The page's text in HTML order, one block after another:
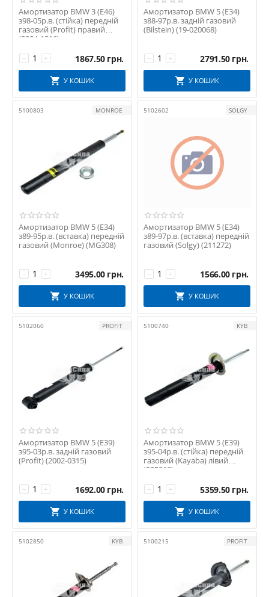
SNR
SOLGY
STARLINE
STELLOX
SWAG
TEDGUM
TEKNOROT
TOPRAN
TRUCKTEC AUTOMOTIVE
VICTOR REINZ
VIKA
УКРАЇНА
Амортизатор BMW 3 (E46)
з98-05р.в. (стійка) передній
газовий (Profit) правий
(2004-1316)
+
− 1867.50 грн.
У КОШИК
Амортизатор BMW 5 (E34)
з88-97р.в. задній газовий
(Bilstein) (19-020068)
+
− 2791.50 грн.
У КОШИК
5100803 MONROE
Амортизатор BMW 5 (E34)
з89-95р.в. (вставка) передній
газовий (Monroe) (MG308)
+
− 3495.00 грн.
У КОШИК
5102602 SOLGY
Амортизатор BMW 5 (E34)
з89-97р.в. (вставка) передній
газовий (Solgy) (211272)
+
− 1566.00 грн.
У КОШИК
5102060 PROFIT
Амортизатор BMW 5 (E39)
з95-03р.в. задній газовий
(Profit) (2002-0315)
+
− 1692.00 грн.
У КОШИК
5100740 KYB
Амортизатор BMW 5 (E39)
з95-04р.в. (стійка) передній
газовий (Kayaba) лівий
(335812)
+
− 5359.50 грн.
У КОШИК
5102850 KYB 5100215 PROFIT